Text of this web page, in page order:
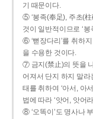
기 때문이다.
⑤ ‘봉족(奉足), 주초(
것이 일반적이므로 ‘
⑥ ‘뻗장다리’를 취하
을 수용한 것이다.
⑦ 금지(禁止)의 뜻을
어져서 단지 하지 말라
태를 취하여 ‘아서, 아
법에 따라 ‘앗어, 앗어
⑧ ‘오똑이’도 명사나